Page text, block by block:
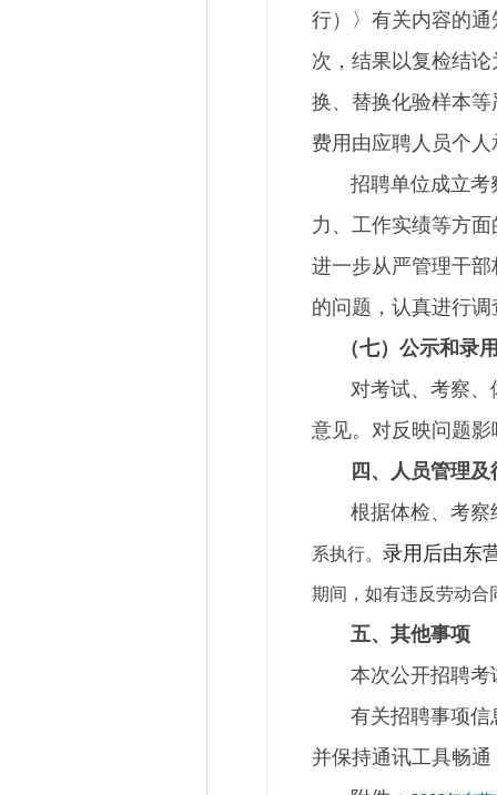
行）〉有关内容的
次，结果以复检结
换、替换化验样本
费用由应聘人员个人
招聘单位成立考察
力、工作实绩等方
进一步从严管理干
的问题，认真进行
（七）公示和录
对考试、考察、体
意见。对反映问题
四、人员管理及
根据体检、考察结
系执行。 录用后由东
期间，如有违反劳动
五、其他事项
本次公开招聘考试
有关招聘事项信息
并保持通讯工具畅